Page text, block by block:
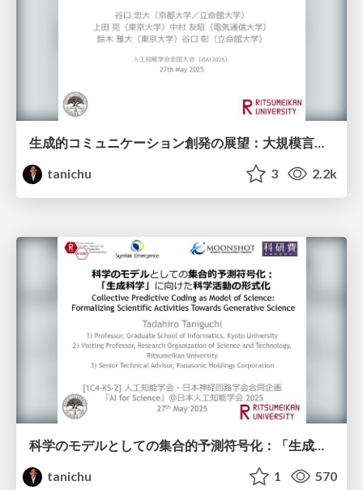
生成的コミュニケーション創発の展望：大規模言語モデルは集合的な世界モデルか？
tanichu
3 2.2k
科学のモデルとしての集合的予測符号化：「生成科学」に向けた科学活動の形式化
tanichu
1 570